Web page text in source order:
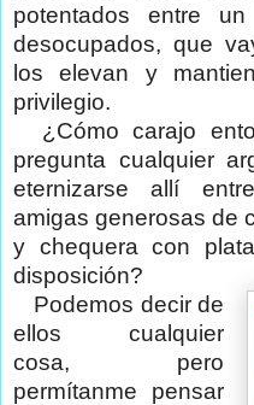
potentados entre
desocupados, que
los elevan y
privilegio.
¿Cómo carajo
pregunta cualquier
eternizarse allí
amigas generosas de
y chequera con
disposición?
Podemos decir de
ellos cualquier
cosa, pero
permítanme pensar